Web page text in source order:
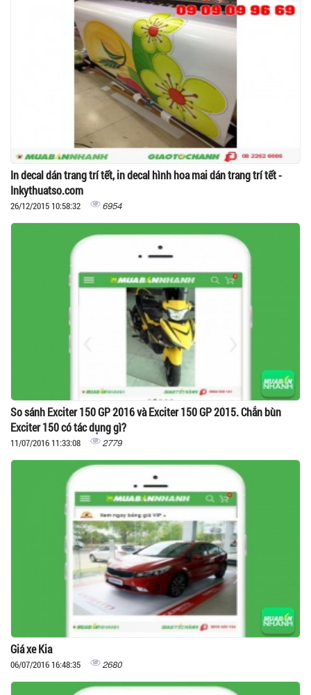
In decal dán trang trí tết, in decal hình hoa mai dán trang trí tết -
Inkythuatso.com
26/12/2015 10:58:32 6954
So sánh Exciter 150 GP 2016 và Exciter 150 GP 2015. Chắn bùn
Exciter 150 có tác dụng gì?
11/07/2016 11:33:08 2779
Giá xe Kia
06/07/2016 16:48:35 2680